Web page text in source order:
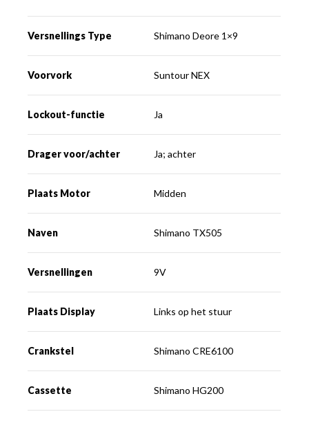
Versnellings Type Shimano Deore 1×9
Voorvork Suntour NEX
Lockout-functie Ja
Drager voor/achter Ja; achter
Plaats Motor Midden
Naven Shimano TX505
Versnellingen 9V
Plaats Display Links op het stuur
Crankstel Shimano CRE6100
Cassette Shimano HG200